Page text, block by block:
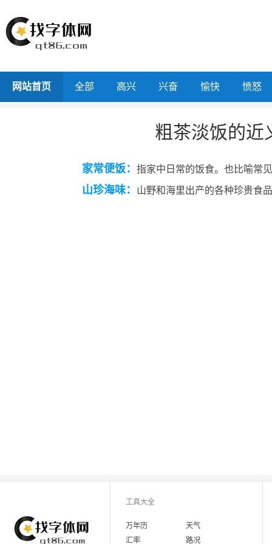
网站首页 全部 高兴 兴奋 愉快 愤怒
粗茶淡饭的近
家常便饭： 指家中日常的饭食。也比喻常
山珍海味： 山野和海里出产的各种珍贵食
工具大全
万年历
天气
汇率
路况